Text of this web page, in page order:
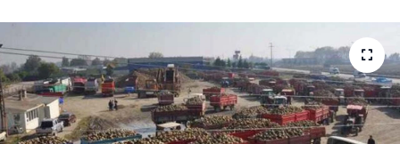
Yetiştirici Soruyor
Dünyada Tarım